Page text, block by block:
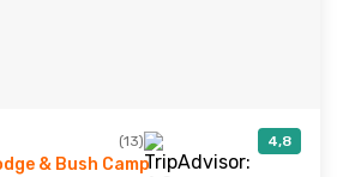
(13) 4,8
& Bush Camp